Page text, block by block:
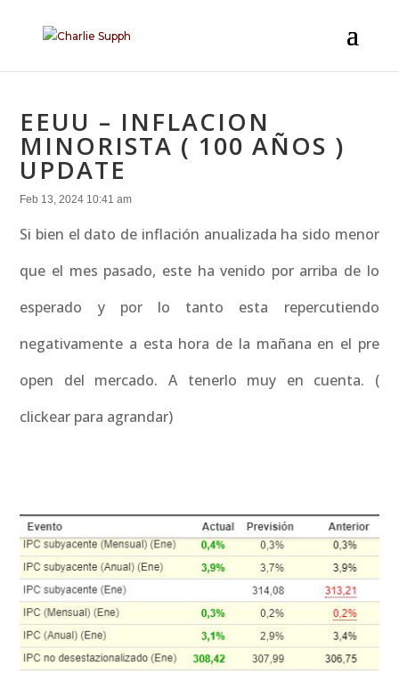
EEUU – INFLACION
MINORISTA ( 100 AÑOS )
UPDATE
Feb 13, 2024 10:41 am
Si bien el dato de inflación anualizada ha sido menor
que el mes pasado, este ha venido por arriba de lo
esperado y por lo tanto esta repercutiendo
negativamente a esta hora de la mañana en el pre
open del mercado. A tenerlo muy en cuenta. (
clickear para agrandar)